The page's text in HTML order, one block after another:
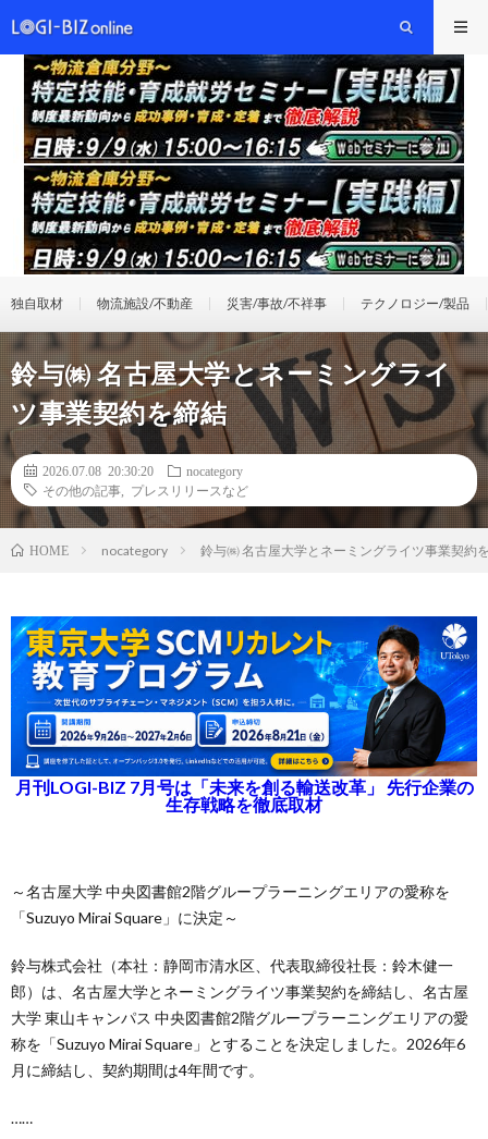
独自取材 物流施設/不動産 災害/事故/不祥事 テクノロジー/製品
鈴与㈱ 名古屋大学とネーミングライ
ツ事業契約を締結
2026.07.08 20:30:20
nocategory
その他の記事
プレスリリースなど
HOME nocategory 鈴与㈱ 名古屋大学とネーミングライツ事業契約
月刊LOGI-BIZ 7月号は「未来を創る輸送改革」 先行企業の
生存戦略を徹底取材
～名古屋大学 中央図書館2階グループラーニングエリアの愛称を
「Suzuyo Mirai Square」に決定～
鈴与株式会社（本社：静岡市清水区、代表取締役社長：鈴木健一
郎）は、名古屋大学とネーミングライツ事業契約を締結し、名古屋
大学 東山キャンパス 中央図書館2階グループラーニングエリアの愛
称を「Suzuyo Mirai Square」とすることを決定しました。2026年6
月に締結し、契約期間は4年間です。
……